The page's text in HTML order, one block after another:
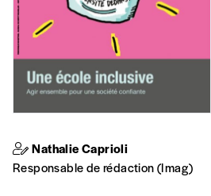
Cadeau
Faites découvrir l'
lui un abonnement ou numéro
J’offre un
numéros)
J’offre le(s) numéro(s)
Nathalie Caprioli
Responsable de rédaction (Imag)